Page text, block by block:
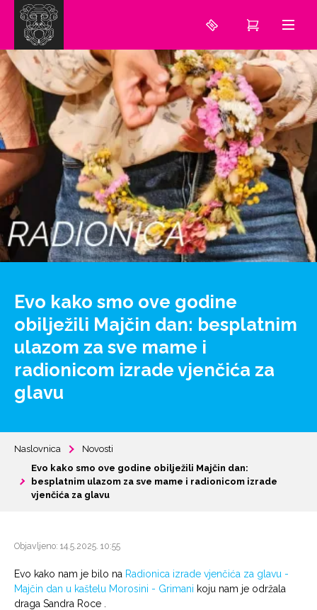
Evo kako smo ove godine
obilježili Majčin dan: besplatnim
ulazom za sve mame i
radionicom izrade vjenčića za
glavu
Naslovnica
Novosti
Evo kako smo ove godine obilježili Majčin dan:
besplatnim ulazom za sve mame i radionicom izrade
vjenčića za glavu
Objavljeno: 14.5.2025. 10:55
Evo kako nam je bilo na Radionica izrade vjenčića za glavu -
Majčin dan u kaštelu Morosini - Grimani koju nam je održala
draga Sandra Roce .